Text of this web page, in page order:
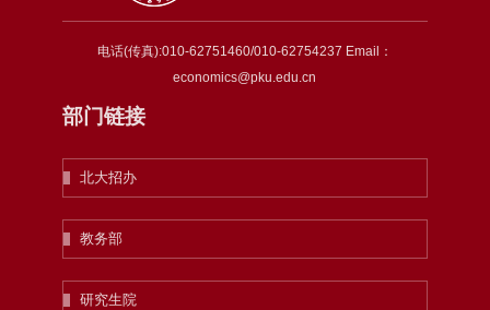
电话(传真):010-62751460/010-62754237 Email：
economics@pku.edu.cn
部门链接
北大招办
教务部
研究生院